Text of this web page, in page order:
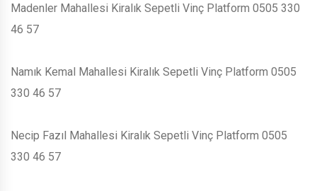
Madenler Mahallesi Kiralık Sepetli Vinç Platform 0505 330
46 57
Namık Kemal Mahallesi Kiralık Sepetli Vinç Platform 0505
330 46 57
Necip Fazıl Mahallesi Kiralık Sepetli Vinç Platform 0505
330 46 57